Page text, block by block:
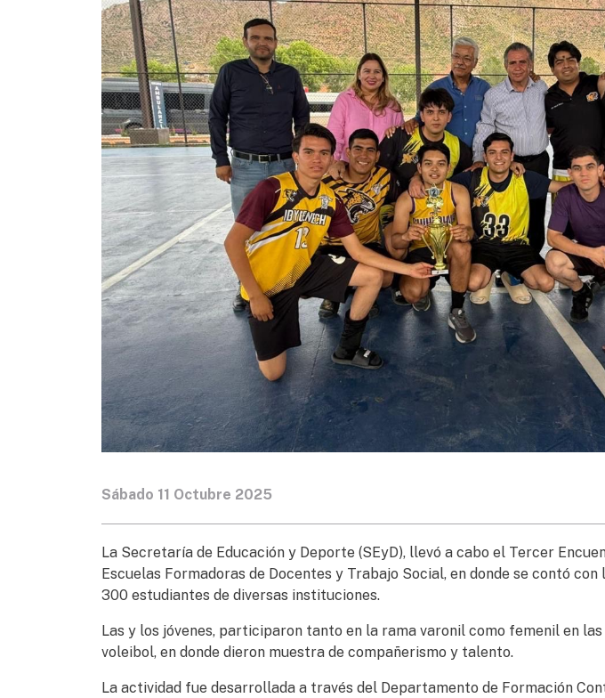
Sábado 11 Octubre 2025
La Secretaría de Educación y Deporte (SEyD), llevó a cabo el Tercer
Escuelas Formadoras de Docentes y Trabajo Social, en donde se contó
300 estudiantes de diversas instituciones.
Las y los jóvenes, participaron tanto en la rama varonil como femenil en
voleibol, en donde dieron muestra de compañerismo y talento.
La actividad fue desarrollada a través del Departamento de Formación